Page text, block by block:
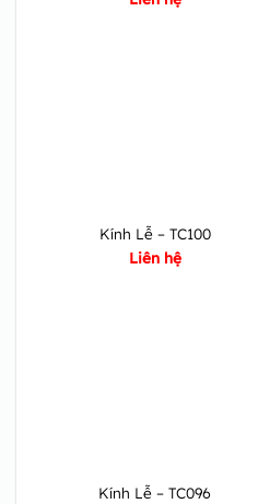
Kính Lễ – TC100
Liên hệ
Kính Lễ – TC096